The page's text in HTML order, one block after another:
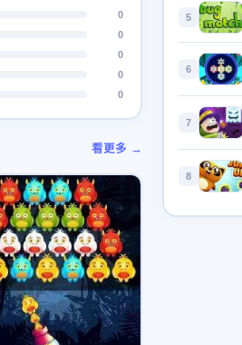
0
0
0
0
0
看更多 →
5
6
7
8